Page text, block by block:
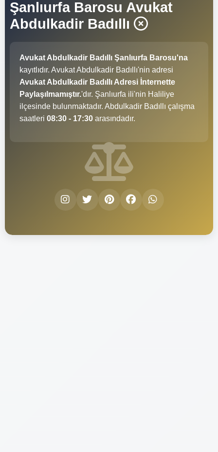
Şanlıurfa Barosu Avukat
Abdulkadir Badıllı
Avukat Abdulkadir Badıllı Şanlıurfa Barosu'na
kayıtlıdır. Avukat Abdulkadir Badıllı'nin adresi
Avukat Abdulkadir Badıllı Adresi İnternette
Paylaşılmamıştır.'dır. Şanlıurfa ili'nin Haliliye
ilçesinde bulunmaktadır. Abdulkadir Badıllı çalışma
saatleri 08:30 - 17:30 arasındadır.